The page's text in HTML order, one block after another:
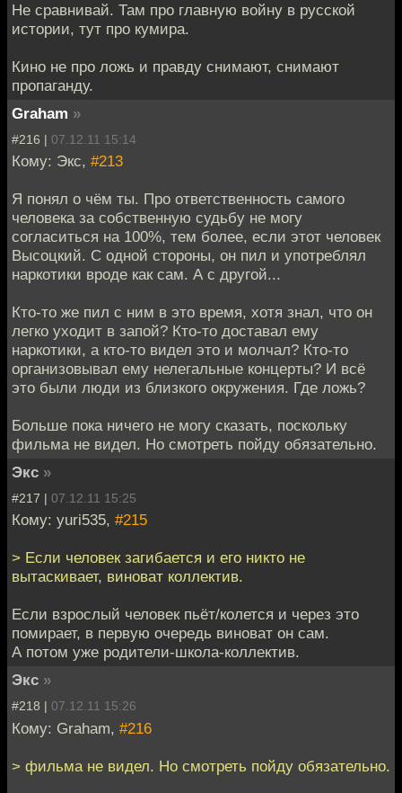
Не сравнивай. Там про главную войну в русской
истории, тут про кумира.
Кино не про ложь и правду снимают, снимают
пропаганду.
Graham »
#216 | 07.12.11 15:14
Кому: Экс, #213
Я понял о чём ты. Про ответственность самого
человека за собственную судьбу не могу
согласиться на 100%, тем более, если этот человек
Высоцкий. С одной стороны, он пил и употреблял
наркотики вроде как сам. А с другой...
Кто-то же пил с ним в это время, хотя знал, что он
легко уходит в запой? Кто-то доставал ему
наркотики, а кто-то видел это и молчал? Кто-то
организовывал ему нелегальные концерты? И всё
это были люди из близкого окружения. Где ложь?
Больше пока ничего не могу сказать, поскольку
фильма не видел. Но смотреть пойду обязательно.
Экс »
#217 | 07.12.11 15:25
Кому: yuri535, #215
> Если человек загибается и его никто не
вытаскивает, виноват коллектив.
Если взрослый человек пьёт/колется и через это
помирает, в первую очередь виноват он сам.
А потом уже родители-школа-коллектив.
Экс »
#218 | 07.12.11 15:26
Кому: Graham, #216
> фильма не видел. Но смотреть пойду обязательно.